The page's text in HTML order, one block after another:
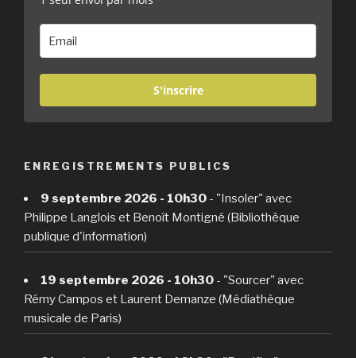
S'inscrire
ENREGISTREMENTS PUBLICS
9 septembre 2026 - 10h30 - "Insoler" avec
Philippe Langlois et Benoît Montigné (Bibliothèque
publique d'information)
19 septembre 2026 - 10h30 - "Sourcer" avec
Rémy Campos et Laurent Demanze (Médiathèque
musicale de Paris)